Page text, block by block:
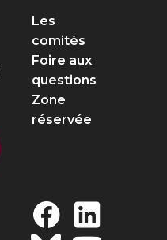
Les
comités
Foire aux
questions
Zone
réservée